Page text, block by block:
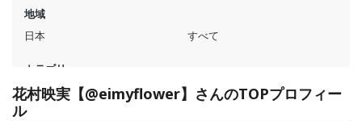
花村映実【@eimyflower】さんのTOPプロフィー
ル